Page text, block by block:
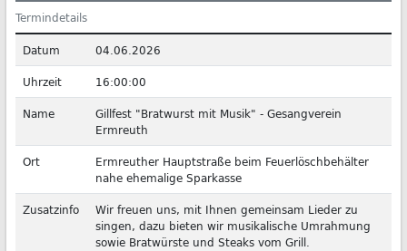
Termindetails
Datum
04.06.2026
Uhrzeit
16:00:00
Name
Gillfest "Bratwurst mit Musik" - Gesangverein
Ermreuth
Ort
Ermreuther Hauptstraße beim Feuerlöschbehälter
nahe ehemalige Sparkasse
Zusatzinfo
Wir freuen uns, mit Ihnen gemeinsam Lieder zu
singen, dazu bieten wir musikalische Umrahmung
sowie Bratwürste und Steaks vom Grill.